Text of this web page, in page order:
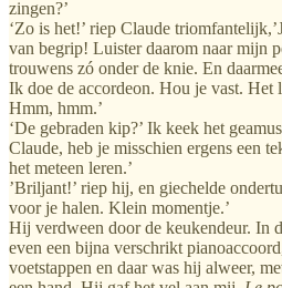
zingen?’
‘Zo is het!’ riep Claude
van begrip! Luister daarom naar mijn
trouwens zó onder de knie. En
Ik doe de accordeon. Hou je vast. Het
Hmm, hmm.’
‘De gebraden kip?’ Ik keek het
Claude, heb je misschien ergens een
het meteen leren.’
’Briljant!’ riep hij, en giechelde
voor je halen. Klein momentje.’
Hij verdween door de keukendeur. In
even een bijna verschrikt
voetstappen en daar was hij alweer,